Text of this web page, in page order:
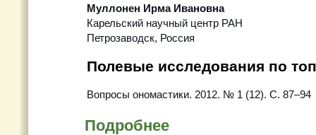
Муллонен Ирма Ивановна
Карельский научный центр РАН
Петрозаводск, Россия
Полевые исследования по
Вопросы ономастики. 2012. № 1 (12). С. 87–94
Подробнее